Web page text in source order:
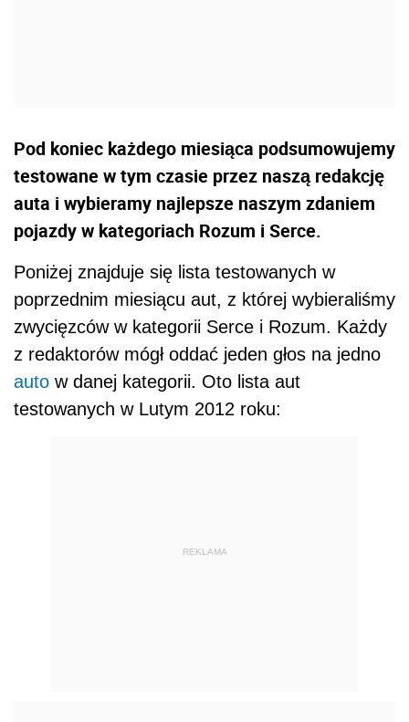
Pod koniec każdego miesiąca podsumowujemy
testowane w tym czasie przez naszą redakcję
auta i wybieramy najlepsze naszym zdaniem
pojazdy w kategoriach Rozum i Serce.
Poniżej znajduje się lista testowanych w
poprzednim miesiącu aut, z której wybieraliśmy
zwycięzców w kategorii Serce i Rozum. Każdy
z redaktorów mógł oddać jeden głos na jedno
auto w danej kategorii. Oto lista aut
testowanych w Lutym 2012 roku:
REKLAMA